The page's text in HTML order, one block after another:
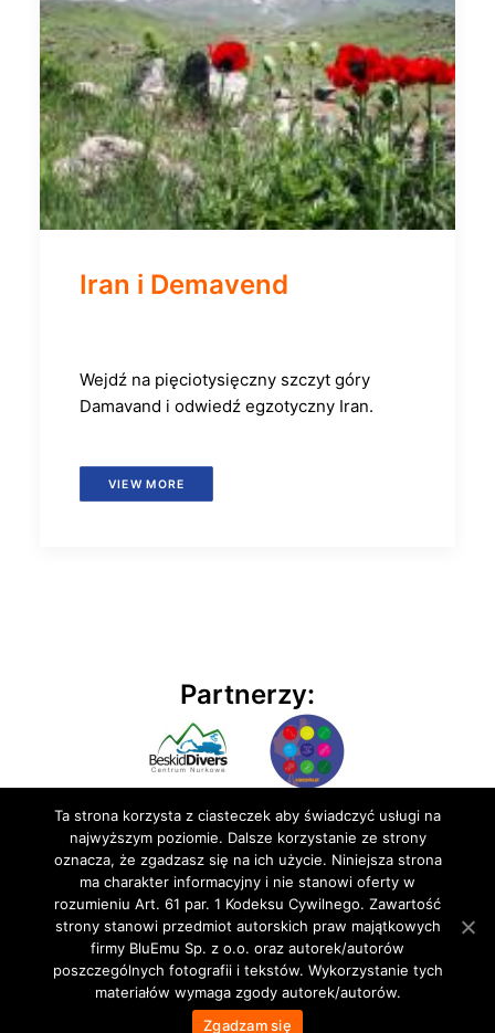
Iran i Demavend
Wejdź na pięciotysięczny szczyt góry
Damavand i odwiedź egzotyczny Iran.
VIEW MORE
Partnerzy:
© 2020 BluEmu sp. z o.o. Wszelkie prawa zastrzeżone
Ta strona korzysta z ciasteczek aby świadczyć usługi na
najwyższym poziomie. Dalsze korzystanie ze strony
oznacza, że zgadzasz się na ich użycie. Niniejsza strona
ma charakter informacyjny i nie stanowi oferty w
rozumieniu Art. 61 par. 1 Kodeksu Cywilnego. Zawartość
strony stanowi przedmiot autorskich praw majątkowych
firmy BluEmu Sp. z o.o. oraz autorek/autorów
poszczególnych fotografii i tekstów. Wykorzystanie tych
materiałów wymaga zgody autorek/autorów.
Zgadzam się